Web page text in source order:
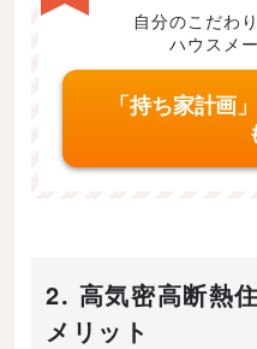
自分のこだわ
ハウスメ
「持ち家計画
2. 高気密高断熱
メリット